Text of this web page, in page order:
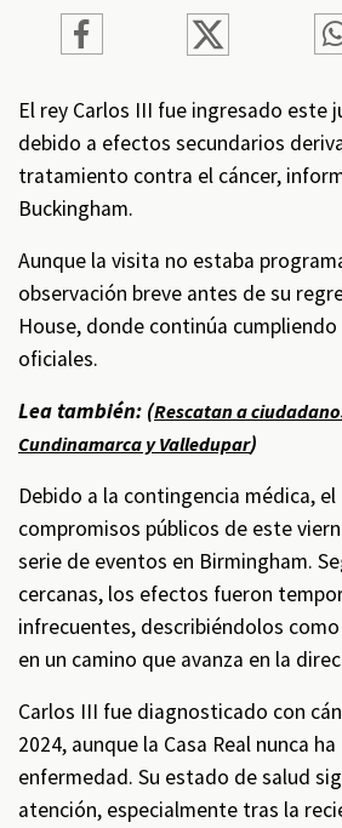
El rey Carlos III fue ingresado este
debido a efectos secundarios
tratamiento contra el cáncer,
Buckingham.
Aunque la visita no estaba
observación breve antes de su
House, donde continúa
oficiales.
Lea también: (Rescatan a
Cundinamarca y Valledupar)
Debido a la contingencia médica,
compromisos públicos de este
serie de eventos en Birmingham.
cercanas, los efectos fueron
infrecuentes, describiéndolos
en un camino que avanza en la
Carlos III fue diagnosticado con
2024, aunque la Casa Real nunca
enfermedad. Su estado de salud
atención, especialmente tras la